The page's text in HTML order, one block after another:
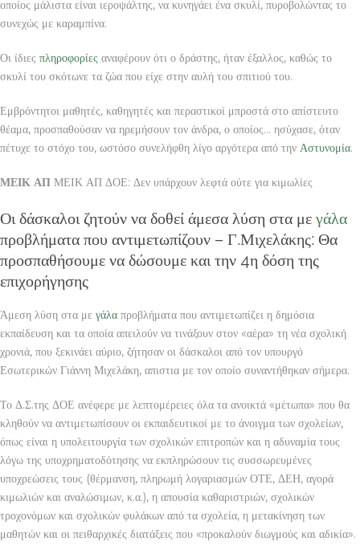
οποίος μάλιστα είναι ιεροψάλτης, να κυνηγάει ένα σκυλί, πυροβολώντας το
συνεχώς με καραμπίνα.
Οι ίδιες πληροφορίες αναφέρουν ότι ο δράστης, ήταν έξαλλος, καθώς το
σκυλί του σκότωνε τα ζώα που είχε στην αυλή του σπιτιού του.
Εμβρόντητοι μαθητές, καθηγητές και περαστικοί μπροστά στο απίστευτο
θέαμα, προσπαθούσαν να ηρεμήσουν τον άνδρα, ο οποίος… ησύχασε, όταν
πέτυχε το στόχο του, ωστόσο συνελήφθη λίγο αργότερα από την Αστυνομία.
ΜΕΙΚ ΑΠ ΜΕΙΚ ΑΠ ΔΟΕ: Δεν υπάρχουν λεφτά ούτε για κιμωλίες
Οι δάσκαλοι ζητούν να δοθεί άμεσα λύση στα με γάλα
προβλήματα που αντιμετωπίζουν – Γ.Μιχελάκης: Θα
προσπαθήσουμε να δώσουμε και την 4η δόση της
επιχορήγησης
Άμεση λύση στα με γάλα προβλήματα που αντιμετωπίζει η δημόσια
εκπαίδευση και τα οποία απειλούν να τινάξουν στον «αέρα» τη νέα σχολική
χρονιά, που ξεκινάει αύριο, ζήτησαν οι δάσκαλοι από τον υπουργό
Εσωτερικών Γιάννη Μιχελάκη, απιστια με τον οποίο συναντήθηκαν σήμερα.
Το Δ.Σ.της ΔΟΕ ανέφερε με λεπτομέρειες όλα τα ανοικτά «μέτωπα» που θα
κληθούν να αντιμετωπίσουν οι εκπαιδευτικοί με το άνοιγμα των σχολείων,
όπως είναι η υπολειτουργία των σχολικών επιτροπών και η αδυναμία τους
λόγω της υποχρηματοδότησης να εκπληρώσουν τις συσσωρευμένες
υποχρεώσεις τους (θέρμανση, πληρωμή λογαριασμών ΟΤΕ, ΔΕΗ, αγορά
κιμωλιών και αναλώσιμων, κ.α.), η απουσία καθαριστριών, σχολικών
τροχονόμων και σχολικών φυλάκων από τα σχολεία, η μετακίνηση των
μαθητών και οι πειθαρχικές διατάξεις που «προκαλούν διωγμούς και αδικία».